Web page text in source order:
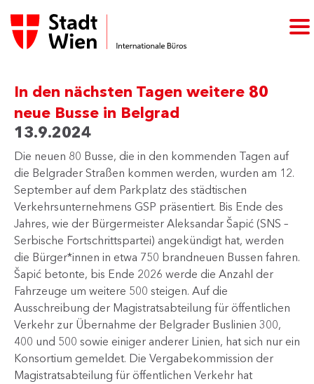
In den nächsten Tagen weitere 80
neue Busse in Belgrad
13.9.2024
Die neuen 80 Busse, die in den kommenden Tagen auf
die Belgrader Straßen kommen werden, wurden am 12.
September auf dem Parkplatz des städtischen
Verkehrsunternehmens GSP präsentiert. Bis Ende des
Jahres, wie der Bürgermeister Aleksandar Šapić (SNS –
Serbische Fortschrittspartei) angekündigt hat, werden
die Bürger*innen in etwa 750 brandneuen Bussen fahren.
Šapić betonte, bis Ende 2026 werde die Anzahl der
Fahrzeuge um weitere 500 steigen. Auf die
Ausschreibung der Magistratsabteilung für öffentlichen
Verkehr zur Übernahme der Belgrader Buslinien 300,
400 und 500 sowie einiger anderer Linien, hat sich nur ein
Konsortium gemeldet. Die Vergabekommission der
Magistratsabteilung für öffentlichen Verkehr hat